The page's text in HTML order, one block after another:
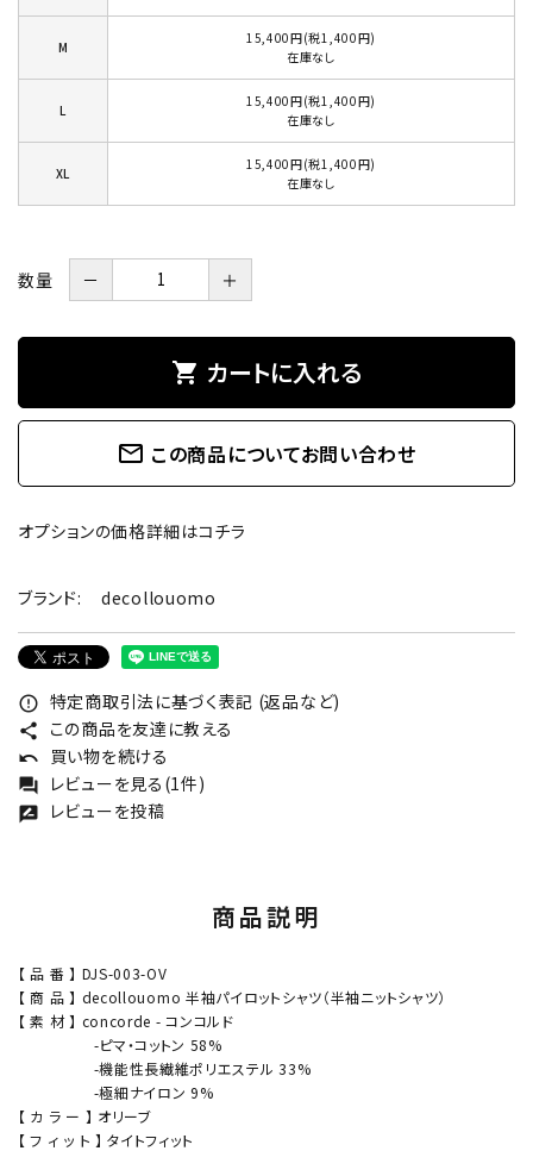
M
15,400円(税1,400円)
在庫なし
L
15,400円(税1,400円)
在庫なし
XL
15,400円(税1,400円)
在庫なし
数量 － ＋
shopping_cart カートに入れる
mail_outline この商品についてお問い合わせ
オプションの価格詳細はコチラ
ブランド: decollouomo
error_outline 特定商取引法に基づく表記 (返品など)
share この商品を友達に教える
undo 買い物を続ける
forum レビューを見る(1件)
rate_review レビューを投稿
商品説明
【 品 番 】 DJS-003-OV
【 商 品 】 decollouomo 半袖パイロットシャツ（半袖ニットシャツ）
【 素 材 】 concorde - コンコルド
-ピマ・コットン 58%
-機能性長繊維ポリエステル 33%
-極細ナイロン 9%
【 カ ラ ー 】 オリーブ
【 フ ィ ッ ト 】 タイトフィット